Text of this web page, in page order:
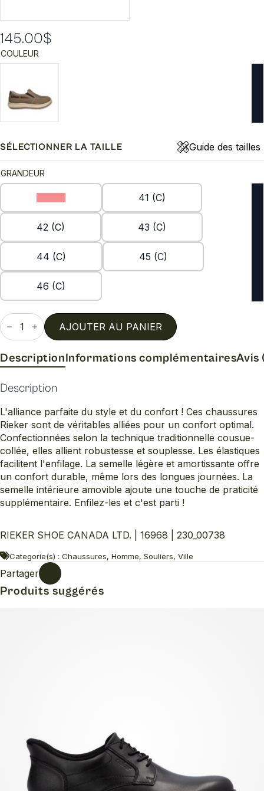
145.00$
COULEUR
SÉLECTIONNER LA TAILLE Guide des tailles
GRANDEUR
41 (C)
42 (C) 43 (C)
44 (C) 45 (C)
46 (C)
quantité
de
16968
AJOUTER AU PANIER
DescriptionInformations complémentairesAvis
Description
L'alliance parfaite du style et du confort ! Ces chaussures
Rieker sont de véritables alliées pour un confort optimal.
Confectionnées selon la technique traditionnelle cousue-
collée, elles allient robustesse et souplesse. Les élastiques
facilitent l'enfilage. La semelle légère et amortissante offre
un confort durable, même lors des longues journées. La
semelle intérieure amovible ajoute une touche de praticité
supplémentaire. Enfilez-les et c'est parti !
RIEKER SHOE CANADA LTD. | 16968 | 230_00738
Categorie(s) : Chaussures, Homme, Souliers, Ville
Partager
Produits suggérés